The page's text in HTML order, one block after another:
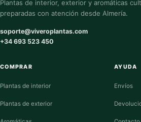
Plantas de interior, exterior y aromáticas
preparadas con atención desde Almería.
soporte@viveroplantas.com
+34 693 523 450
COMPRAR
Plantas de interior
Plantas de exterior
AYUDA
Envíos